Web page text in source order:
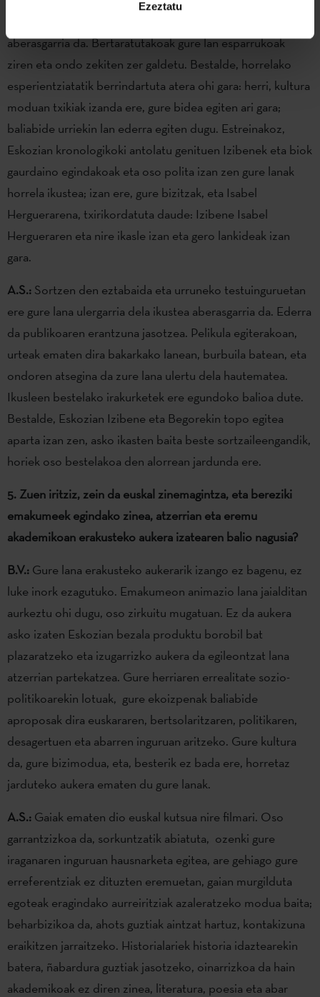
Ezeztatu
aberasgarria da. Bertaratutakoak gure lan esparrukoak
ziren eta ondo zekiten zer galdetu. Bestalde, horrelako
esperientziatatik berrindartuta atera ohi gara: herri, kultura
moduan txikiak izanda ere, gure bidea egiten ari gara;
baliabide urriekin lan ederra egiten dugu. Estreinakoz,
Eskozian kronologikoki antolatu genituen Izibenek eta biok
gaurdaino egindakoak eta oso polita izan zen gure lanak
horrela ikustea; izan ere, gure bizitzak, eta Isabel
Herguerarena, txirikordatuta daude: Izibene Isabel
Hergueraren eta nire ikasle izan eta gero lankideak izan
gara.
A.S.: Sortzen den eztabaida eta urruneko testuinguruetan
ere gure lana ulergarria dela ikustea aberasgarria da. Ederra
da publikoaren erantzuna jasotzea. Pelikula egiterakoan,
urteak ematen dira bakarkako lanean, burbuila batean, eta
ondoren atsegina da zure lana ulertu dela hautematea.
Ikusleen bestelako irakurketek ere egundoko balioa dute.
Bestalde, Eskozian Izibene eta Begorekin topo egitea
aparta izan zen, asko ikasten baita beste sortzaileengandik,
horiek oso bestelakoa den alorrean jardunda ere.
5. Zuen iritziz, zein da euskal zinemagintza, eta bereziki
emakumeek egindako zinea, atzerrian eta eremu
akademikoan erakusteko aukera izatearen balio nagusia?
B.V.: Gure lana erakusteko aukerarik izango ez bagenu, ez
luke inork ezagutuko. Emakumeon animazio lana jaialditan
aurkeztu ohi dugu, oso zirkuitu mugatuan. Ez da aukera
asko izaten Eskozian bezala produktu borobil bat
plazaratzeko eta izugarrizko aukera da egileontzat lana
atzerrian partekatzea. Gure herriaren errealitate sozio-
politikoarekin lotuak, gure ekoizpenak baliabide
aproposak dira euskararen, bertsolaritzaren, politikaren,
desagertuen eta abarren inguruan aritzeko. Gure kultura
da, gure bizimodua, eta, besterik ez bada ere, horretaz
jarduteko aukera ematen du gure lanak.
A.S.: Gaiak ematen dio euskal kutsua nire filmari. Oso
garrantzizkoa da, sorkuntzatik abiatuta, ozenki gure
iraganaren inguruan hausnarketa egitea, are gehiago gure
erreferentziak ez dituzten eremuetan, gaian murgilduta
egoteak eragindako aurreiritziak azaleratzeko modua baita;
beharbizikoa da, ahots guztiak aintzat hartuz, kontakizuna
eraikitzen jarraitzeko. Historialariek historia idaztearekin
batera, ñabardura guztiak jasotzeko, oinarrizkoa da hain
akademikoak ez diren zinea, literatura, poesia eta abar